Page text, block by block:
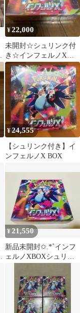
¥22,000
未開封☆シュリンク付
き☆インフェルノX
BOX
¥24,555
【シュリンク付き】イ
ンフェルノX BOX
¥21,550
新品未開封✩.*˚インフ
ェルノXBOXシュリン